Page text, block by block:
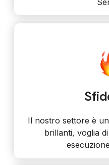
Il nostro settore è
brillanti, voglia